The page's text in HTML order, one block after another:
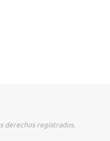
derechos registrados.